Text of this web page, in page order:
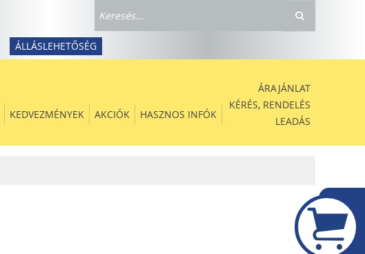
ÁLLÁSLEHETŐSÉG
KEDVEZMÉNYEK AKCIÓK HASZNOS INFÓK
ÁRAJÁNLAT
KÉRÉS, RENDELÉS
LEADÁS